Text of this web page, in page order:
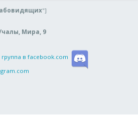
"]
Мира, 9